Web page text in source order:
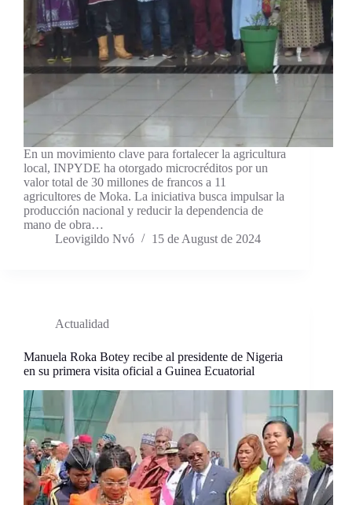
En un movimiento clave para fortalecer la agricultura
local, INPYDE ha otorgado microcréditos por un
valor total de 30 millones de francos a 11
agricultores de Moka. La iniciativa busca impulsar la
producción nacional y reducir la dependencia de
mano de obra…
Leovigildo Nvó
15 de August de 2024
Actualidad
Manuela Roka Botey recibe al presidente de Nigeria
en su primera visita oficial a Guinea Ecuatorial